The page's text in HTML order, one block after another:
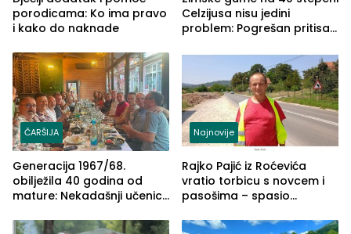
porodicama: Ko ima pravo
i kako do naknade
Celzijusa nisu jedini
problem: Pogrešan pritisak
ČARŠIJA
Generacija 1967/68.
obilježila 40 godina od
mature: Nekadašnji učenici
(FOTO)
Najnovije
Rajko Pajić iz Roćevića
vratio torbicu s novcem i
pasošima – spasio
Grčkoj